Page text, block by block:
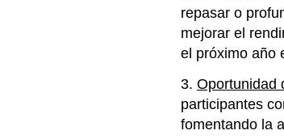
repasar o
mejorar el
el próximo año
3. Oportunidad
participantes
fomentando la